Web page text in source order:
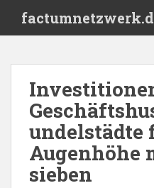
i
undelstädte
Augenhöhe
sieben